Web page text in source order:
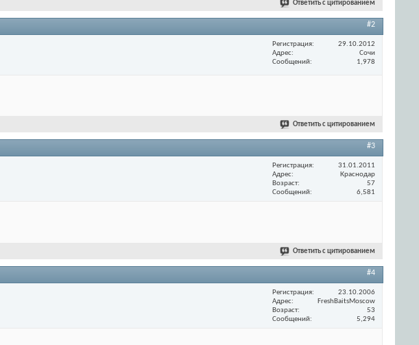
Ответить с цитированием
#2
Регистрация
29.10.2012
Адрес
Сочи
Сообщений
1,978
Ответить с цитированием
#3
Регистрация
31.01.2011
Адрес
Краснодар
Возраст
57
Сообщений
6,581
Ответить с цитированием
#4
Регистрация
23.10.2006
Адрес
FreshBaitsMoscow
Возраст
53
Сообщений
5,294